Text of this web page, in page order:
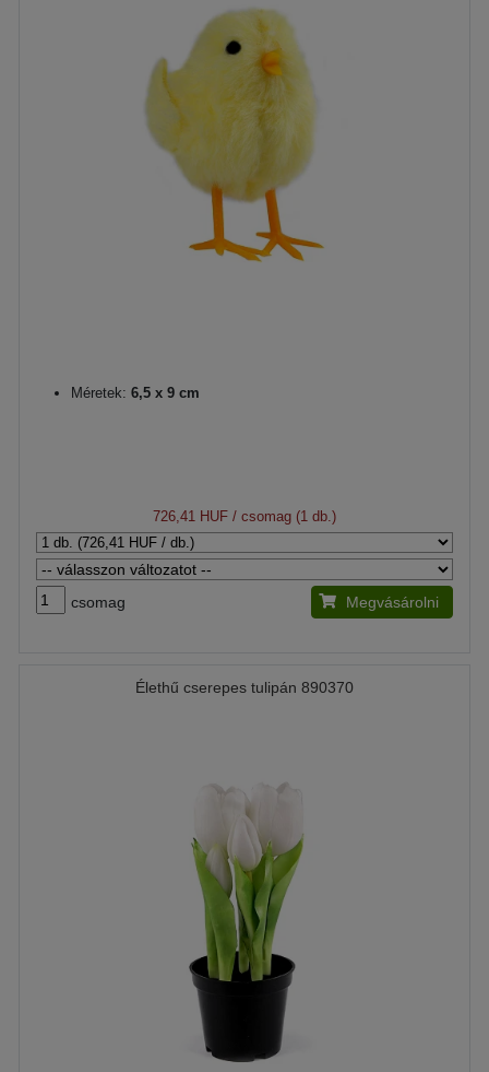
Méretek: 6,5 x 9 cm
726,41 HUF / csomag (1 db.)
csomag Megvásárolni
Élethű cserepes tulipán 890370